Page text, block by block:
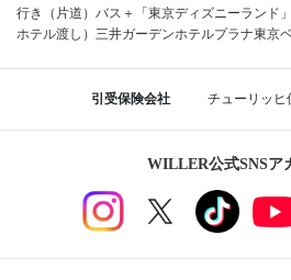
行き（片道）バス＋「東京ディズニーランド
ホテル渡し）三井ガーデンホテルプラナ東京
引受保険会社 チューリッヒ
WILLER公式SNSア